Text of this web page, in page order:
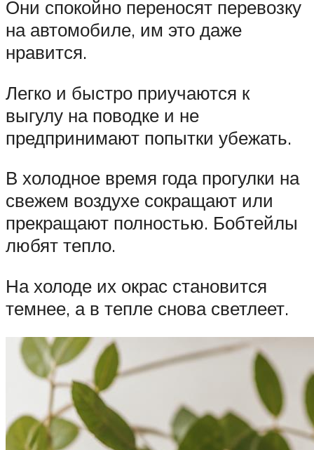
Они спокойно переносят перевозку
на автомобиле, им это даже
нравится.
Легко и быстро приучаются к
выгулу на поводке и не
предпринимают попытки убежать.
В холодное время года прогулки на
свежем воздухе сокращают или
прекращают полностью. Бобтейлы
любят тепло.
На холоде их окрас становится
темнее, а в тепле снова светлеет.